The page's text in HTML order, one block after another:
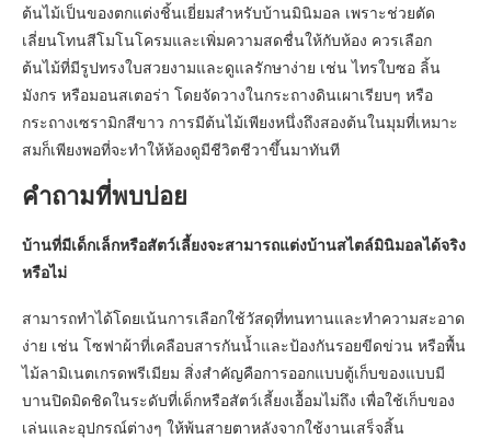
ต้นไม้เป็นของตกแต่งชิ้นเยี่ยมสำหรับบ้านมินิมอล เพราะช่วยตัด
เลี่ยนโทนสีโมโนโครมและเพิ่มความสดชื่นให้กับห้อง ควรเลือก
ต้นไม้ที่มีรูปทรงใบสวยงามและดูแลรักษาง่าย เช่น ไทรใบซอ ลิ้น
มังกร หรือมอนสเตอร่า โดยจัดวางในกระถางดินเผาเรียบๆ หรือ
กระถางเซรามิกสีขาว การมีต้นไม้เพียงหนึ่งถึงสองต้นในมุมที่เหมาะ
สมก็เพียงพอที่จะทำให้ห้องดูมีชีวิตชีวาขึ้นมาทันที
คำถามที่พบบ่อย
บ้านที่มีเด็กเล็กหรือสัตว์เลี้ยงจะสามารถแต่งบ้านสไตล์มินิมอลได้จริง
หรือไม่
สามารถทำได้โดยเน้นการเลือกใช้วัสดุที่ทนทานและทำความสะอาด
ง่าย เช่น โซฟาผ้าที่เคลือบสารกันน้ำและป้องกันรอยขีดข่วน หรือพื้น
ไม้ลามิเนตเกรดพรีเมียม สิ่งสำคัญคือการออกแบบตู้เก็บของแบบมี
บานปิดมิดชิดในระดับที่เด็กหรือสัตว์เลี้ยงเอื้อมไม่ถึง เพื่อใช้เก็บของ
เล่นและอุปกรณ์ต่างๆ ให้พ้นสายตาหลังจากใช้งานเสร็จสิ้น